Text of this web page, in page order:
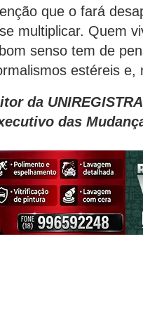
que o fará
multiplicar. Quem
senso tem de
estéreis e,
da
das